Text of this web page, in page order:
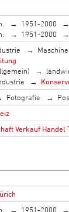
1951-2000
1951-2000
Fotografie
Verkauf
1951-2000